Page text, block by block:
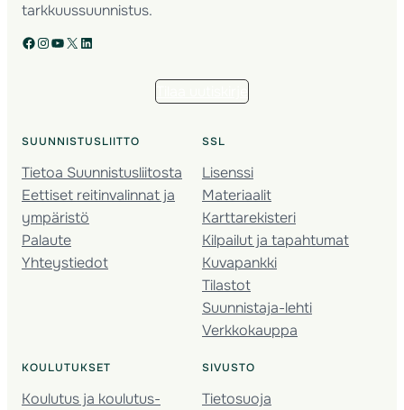
tarkkuussuunnistus.
Facebook Instagram YouTube X LinkedIn
SUUNNISTUSLIITTO
Tietoa Suunnistusliitosta
Eettiset reitinvalinnat ja
ympäristö
Palaute
Yhteystiedot
SSL
Lisenssi
Materiaalit
Karttarekisteri
Kilpailut ja tapahtumat
Kuvapankki
Tilastot
Suunnistaja-lehti
Verkkokauppa
KOULUTUKSET
Koulutus ja koulutus­
SIVUSTO
Tietosuoja